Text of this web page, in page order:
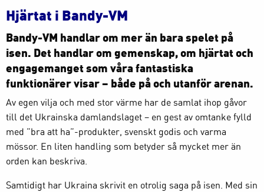
Hjärtat i Bandy-VM
Bandy-VM handlar om mer än bara spelet på
isen. Det handlar om gemenskap, om hjärtat och
engagemanget som våra fantastiska
funktionärer visar – både på och utanför arenan.
Av egen vilja och med stor värme har de samlat ihop gåvor
till det Ukrainska damlandslaget – en gest av omtanke fylld
med ”bra att ha”-produkter, svenskt godis och varma
mössor. En liten handling som betyder så mycket mer än
orden kan beskriva.
Samtidigt har Ukraina skrivit en otrolig saga på isen. Med sin